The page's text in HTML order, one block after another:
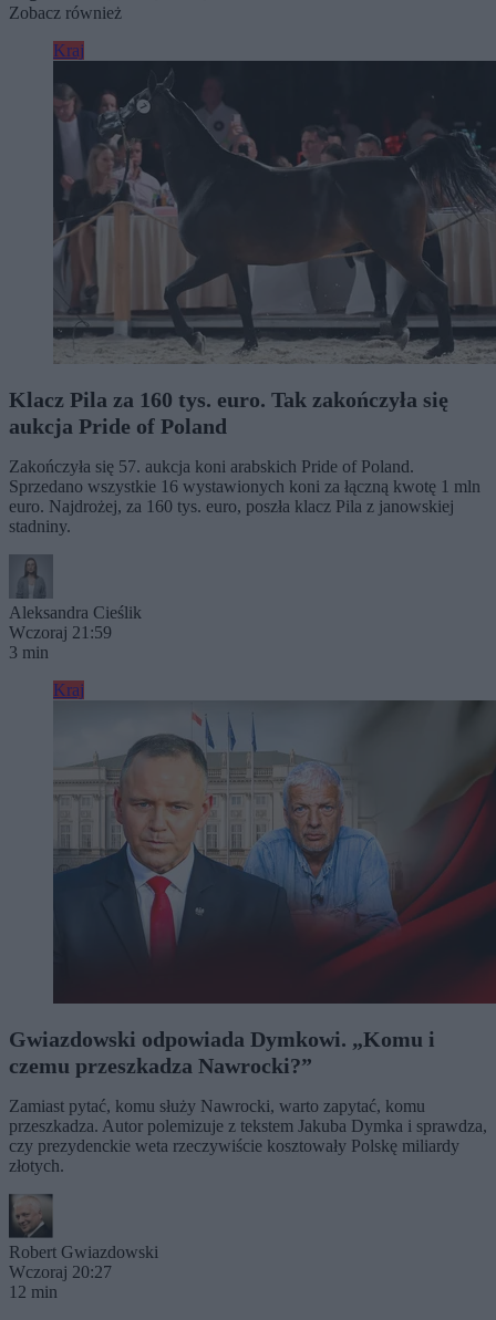
Zobacz również
Kraj
Klacz Pila za 160 tys. euro. Tak zakończyła się
aukcja Pride of Poland
Zakończyła się 57. aukcja koni arabskich Pride of Poland.
Sprzedano wszystkie 16 wystawionych koni za łączną kwotę 1 mln
euro. Najdrożej, za 160 tys. euro, poszła klacz Pila z janowskiej
stadniny.
Aleksandra Cieślik
Wczoraj 21:59
3 min
Kraj
Gwiazdowski odpowiada Dymkowi. „Komu i
czemu przeszkadza Nawrocki?”
Zamiast pytać, komu służy Nawrocki, warto zapytać, komu
przeszkadza. Autor polemizuje z tekstem Jakuba Dymka i sprawdza,
czy prezydenckie weta rzeczywiście kosztowały Polskę miliardy
złotych.
Robert Gwiazdowski
Wczoraj 20:27
12 min